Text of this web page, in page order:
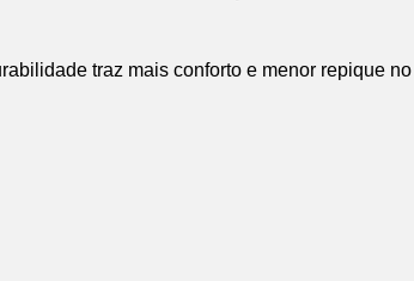
traz mais conforto e menor repique